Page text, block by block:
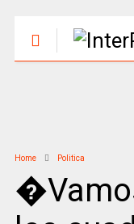
Home Politica